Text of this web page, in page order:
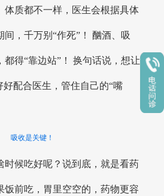
体质都不一样，医生会根据具体
，千万别“作死”！ 酗酒、吸
都得“靠边站”！ 换句话说，想让
好配合医生，管住自己的“嘴
吸收是关键！
时候吃好呢？说到底，就是看药
饭前吃，胃里空空的，药物更容